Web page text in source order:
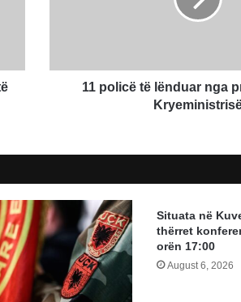
11 policë të lënduar nga
Situata në
thërret
orën 17:00
August 6, 2026